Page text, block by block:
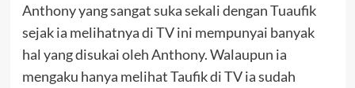
Anthony yang sangat suka sekali dengan Tuaufik
sejak ia melihatnya di TV ini mempunyai banyak
hal yang disukai oleh Anthony. Walaupun ia
mengaku hanya melihat Taufik di TV ia sudah